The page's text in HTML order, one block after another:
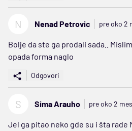
N Nenad Petrovic pre oko 2
Bolje da ste ga prodali sada..
opada forma naglo
Odgovori
S Sima Arauho pre oko 2
Jel ga pitao neko gde su i šta rade